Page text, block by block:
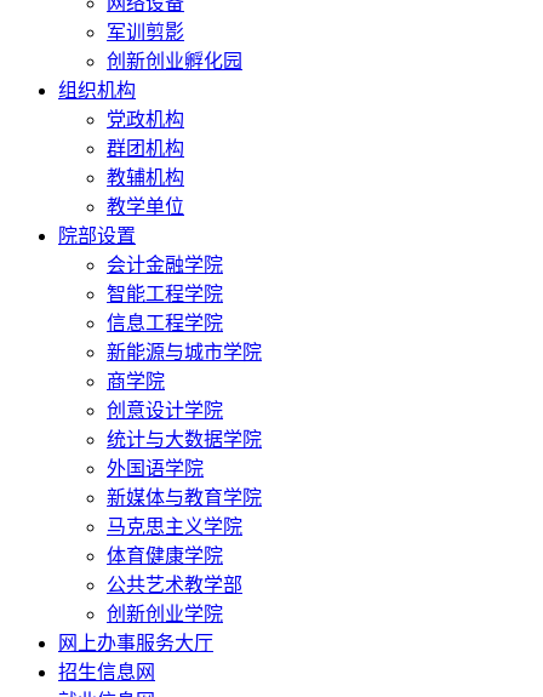
军训剪影
创新创业孵化园
组织机构
党政机构
群团机构
教辅机构
教学单位
院部设置
会计金融学院
智能工程学院
信息工程学院
新能源与城市学院
商学院
创意设计学院
统计与大数据学院
外国语学院
新媒体与教育学院
马克思主义学院
体育健康学院
公共艺术教学部
创新创业学院
网上办事服务大厅
招生信息网